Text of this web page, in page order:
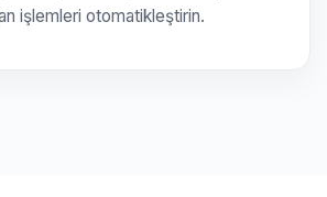
işlemleri otomatikleştirin.